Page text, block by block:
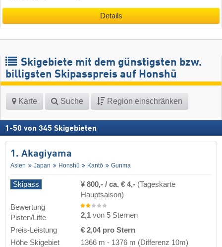
Details
Skigebiete mit dem günstigsten bzw.
billigsten Skipasspreis auf Honshū
Karte Suche Region einschränken
1 -50 von 345 Skigebieten
1. Akagiyama
Asien Japan Honshū Kantō Gunma
Skipass ¥ 800,- / ca. € 4,- (Tageskarte
Hauptsaison)
Bewertung
Pisten/Lifte
2,1 von 5 Sternen
Preis-Leistung
€ 2,04 pro Stern
Höhe Skigebiet
1366 m - 1376 m (Differenz 10m)